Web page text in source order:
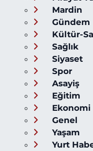
Mardin
Gündem
Kültür-
Sağlık
Siyaset
Spor
Asayiş
Eğitim
Ekonomi
Genel
Yaşam
Yurt